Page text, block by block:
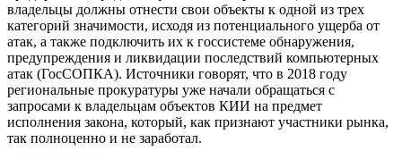
владельцы должны отнести свои объекты к одной из трех
категорий значимости, исходя из потенциального ущерба от
атак, а также подключить их к госсистеме обнаружения,
предупреждения и ликвидации последствий компьютерных
атак (ГосСОПКА). Источники говорят, что в 2018 году
региональные прокуратуры уже начали обращаться с
запросами к владельцам объектов КИИ на предмет
исполнения закона, который, как признают участники рынка,
так полноценно и не заработал.